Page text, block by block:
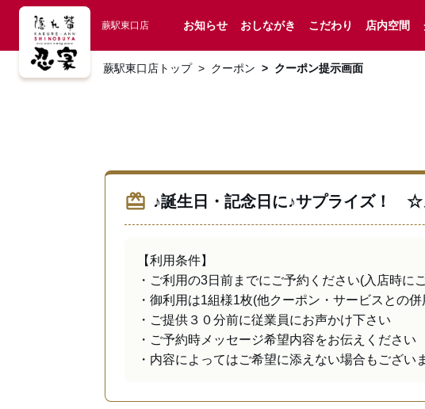
お知らせ おしながき こだわり 店内空間
蕨駅東口店
蕨駅東口店トップ クーポン クーポン提示画面
redeem ♪誕生日・記念日に♪サプライズ！
【利用条件】
・ご利用の3日前までにご予約ください(入店時に
・御利用は1組様1枚(他クーポン・サービスとの
・ご提供３０分前に従業員にお声かけ下さい
・ご予約時メッセージ希望内容をお伝えください
・内容によってはご希望に添えない場合もござい